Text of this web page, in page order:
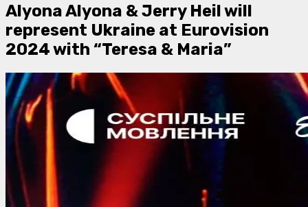
Alyona Alyona & Jerry Heil will
represent Ukraine at Eurovision
2024 with “Teresa & Maria”